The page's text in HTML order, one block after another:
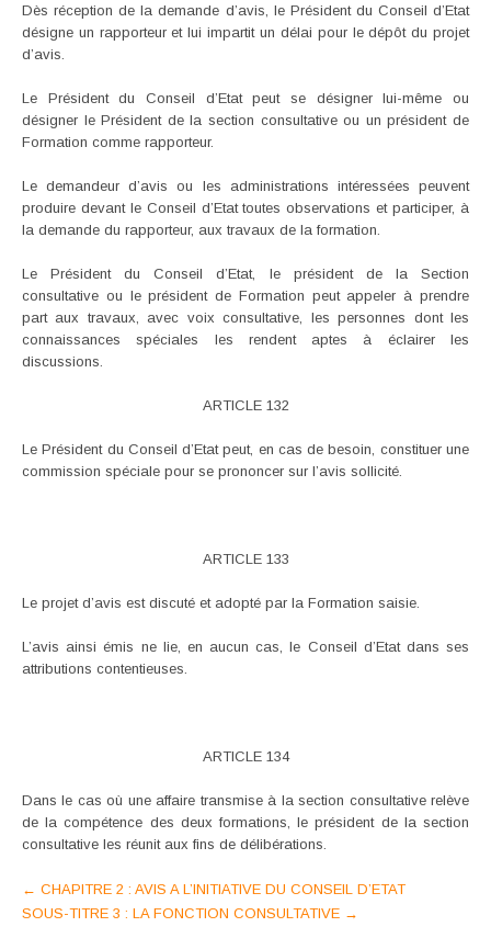
Dès réception de la demande d’avis, le Président du Conseil d’Etat
désigne un rapporteur et lui impartit un délai pour le dépôt du projet
d’avis.
Le Président du Conseil d’Etat peut se désigner lui-même ou
désigner le Président de la section consultative ou un président de
Formation comme rapporteur.
Le demandeur d’avis ou les administrations intéressées peuvent
produire devant le Conseil d’Etat toutes observations et participer, à
la demande du rapporteur, aux travaux de la formation.
Le Président du Conseil d’Etat, le président de la Section
consultative ou le président de Formation peut appeler à prendre
part aux travaux, avec voix consultative, les personnes dont les
connaissances spéciales les rendent aptes à éclairer les
discussions.
ARTICLE 132
Le Président du Conseil d’Etat peut, en cas de besoin, constituer une
commission spéciale pour se prononcer sur l’avis sollicité.
ARTICLE 133
Le projet d’avis est discuté et adopté par la Formation saisie.
L’avis ainsi émis ne lie, en aucun cas, le Conseil d’Etat dans ses
attributions contentieuses.
ARTICLE 134
Dans le cas où une affaire transmise à la section consultative relève
de la compétence des deux formations, le président de la section
consultative les réunit aux fins de délibérations.
Post
navigation
← CHAPITRE 2 : AVIS A L’INITIATIVE DU CONSEIL D’ETAT
SOUS-TITRE 3 : LA FONCTION CONSULTATIVE →